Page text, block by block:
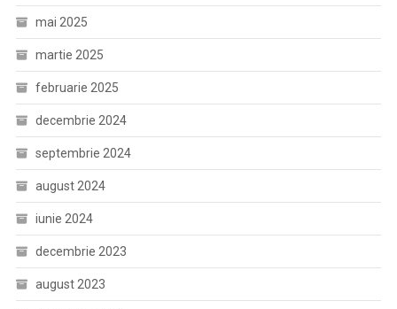
mai 2025
martie 2025
februarie 2025
decembrie 2024
septembrie 2024
august 2024
iunie 2024
decembrie 2023
august 2023